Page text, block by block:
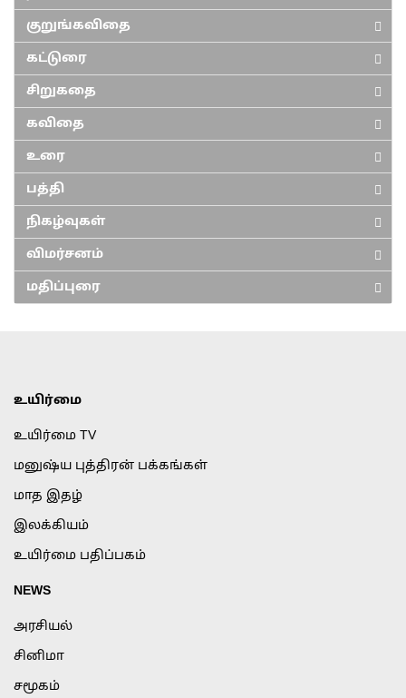
குறுங்கவிதை
கட்டுரை
சிறுகதை
கவிதை
உரை
பத்தி
நிகழ்வுகள்
விமர்சனம்
மதிப்புரை
உயிர்மை
உயிர்மை TV
மனுஷ்ய புத்திரன் பக்கங்கள்
மாத இதழ்
இலக்கியம்
உயிர்மை பதிப்பகம்
NEWS
அரசியல்
சினிமா
சமூகம்